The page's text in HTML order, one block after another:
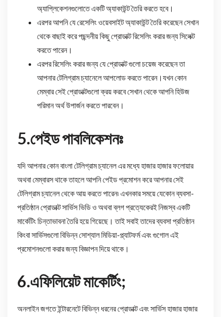
অ্যাপ্লিকেশনগুলোতে একটি অ্যাকাউন্ট তৈরি করতে হবে।
এরপর আপনি যে রেসেলিং ওয়েবসাইট অ্যাকাউন্ট তৈরি করেছেন সেখান
থেকে বাছাই করে পছন্দনীয় কিছু প্রোডাক্ট রিসেলিং করার জন্য সিলেক্ট
করতে পারেন।
এরপর রিসেলিং করার জন্য যে প্রোডাক্ট গুলো চয়েজ করেছেন তা
আপনার টেলিগ্রাম চ্যানেলে আপলোড করতে পারেন।যখন কোন
মেম্বার সেই প্রোডাক্টগুলো ক্রয় করবে সেখান থেকে আপনি হিউজ
পরিমান অর্থ উপার্জন করতে পারবেন।
5.পেইড পাবলিকেশনঃ
যদি আপনার কোন বাংলা টেলিগ্রাম চ্যানেল এর মধ্যে হাজার হাজার ফলোয়ার
অথবা মেম্বারস থাকে তাহলে আপনি পেইড প্রমোশন করে আপনার সেই
টেলিগ্রাম চ্যানেল থেকে আয় করতে পারেন৷ এখনকার সময়ে যেকোন ব্যবসা-
প্রতিষ্ঠান প্রোডাক্ট সার্ভিস ভিডি ও অথবা ব্লগ প্রত্যেকেরই নিজস্ব একটি
মার্কেটিং চিন্তাভাবনা তৈরি হয়ে গিয়েছে। তাই সবাই তাদের ব্যবসা প্রতিষ্ঠান
কিংবা সার্ভিসগুলো বিভিন্ন সোশ্যাল মিডিয়া-প্ল্যাটফর্ম এবং গুগোল এই
প্রমোশনগুলো করার জন্য বিজ্ঞাপন দিয়ে থাকে।
6.এফিলিয়েট মাকের্টিং;
অনলাইন জগতে ইন্টারনেটে বিভিন্ন ধরনের প্রোডাক্ট এবং সার্ভিস হাজার হাজার